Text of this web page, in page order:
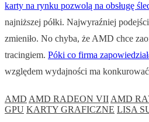
karty na rynku pozwolą na obsługę
najniższej półki. Najwyraźniej
zmieniło. No chyba, że AMD chce
tracingiem. Póki co firma
względem wydajności ma
AMD AMD RADEON VII AMD
GPU KARTY GRAFICZNE LISA